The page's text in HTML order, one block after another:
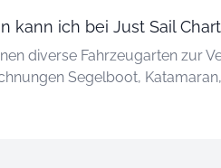
kann ich bei Just Sail
diverse Fahrzeugarten zur
Segelboot,